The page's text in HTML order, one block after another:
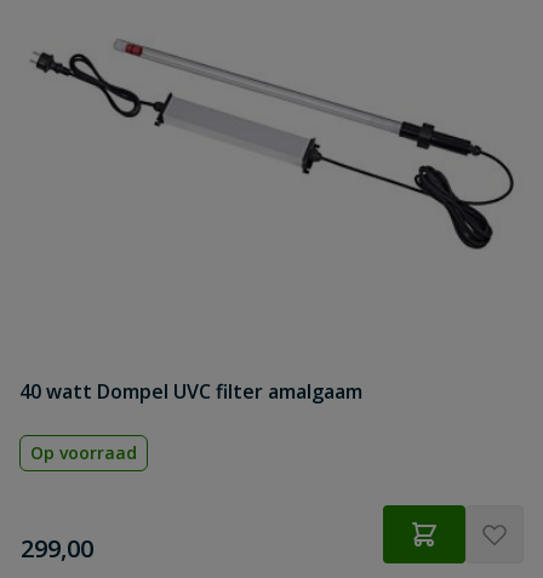
40 watt Dompel UVC filter amalgaam
Op voorraad
€
299,00